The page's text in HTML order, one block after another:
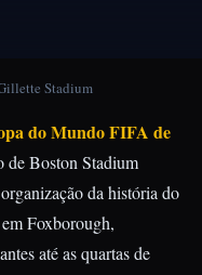
Stadium
do Mundo FIFA de
de Boston Stadium
da história do
Foxborough,
até as quartas de